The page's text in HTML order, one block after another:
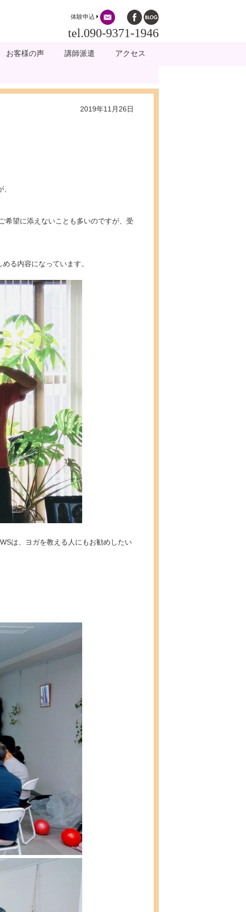
体験申込
tel.090-9371-1946
お客様の声 講師派遣 アクセス
2019年11月26日
希望に添えないことも多いのですが、受
る内容になっています。
は、ヨガを教える人にもお勧めしたい